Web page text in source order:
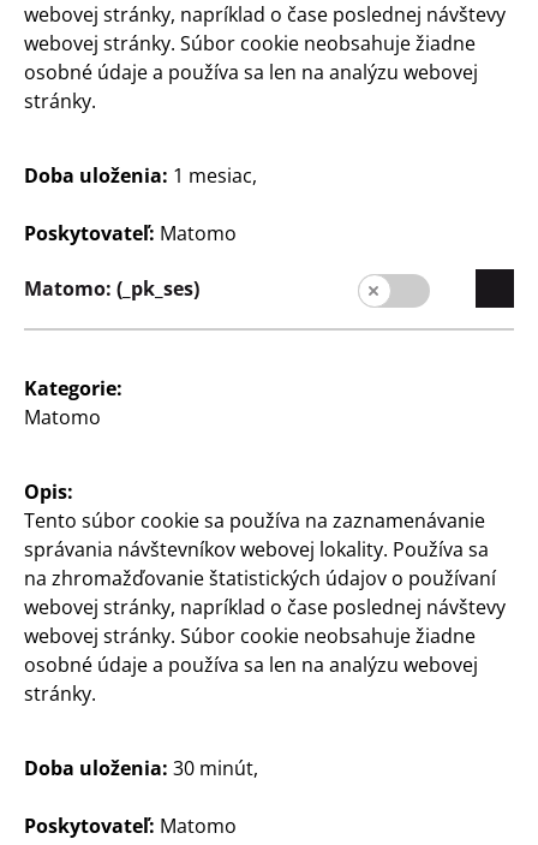
Spoločnosť
Expanzia
Kontakt
Informácia pre zákazníkov
Slovensko / Slowakisch
Kontakt
Informácia pre zákazníkov
webovej stránky, napríklad o čase poslednej návštevy
webovej stránky. Súbor cookie neobsahuje žiadne
osobné údaje a používa sa len na analýzu webovej
stránky.
Doba uloženia: 1 mesiac,
Poskytovateľ: Matomo
Matomo: (_pk_ses)
Kategorie:
Matomo
Opis:
Tento súbor cookie sa používa na zaznamenávanie
správania návštevníkov webovej lokality. Používa sa
na zhromažďovanie štatistických údajov o používaní
webovej stránky, napríklad o čase poslednej návštevy
webovej stránky. Súbor cookie neobsahuje žiadne
osobné údaje a používa sa len na analýzu webovej
stránky.
Doba uloženia: 30 minút,
Poskytovateľ: Matomo